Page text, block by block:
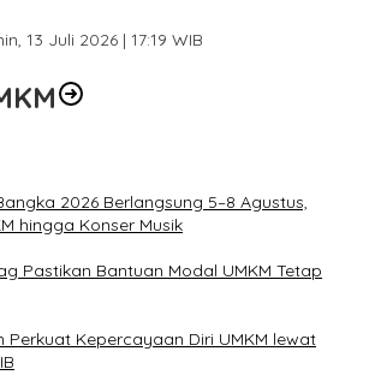
13 Juli 2026 | 17:19 WIB
2026 Berlangsung 5–8 Agustus,
hingga Konser Musik
Pastikan Bantuan Modal UMKM Tetap
Perkuat Kepercayaan Diri UMKM lewat